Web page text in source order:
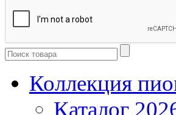
Коллекция
Каталог